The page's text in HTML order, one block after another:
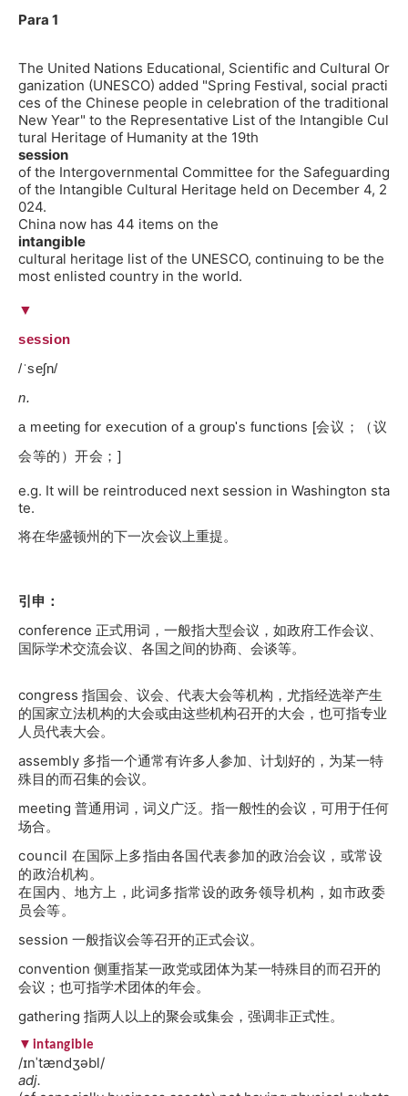
Para 1
The United Nations Educational, Scientific and Cultural Or
ganization (UNESCO) added "Spring Festival, social practi
ces of the Chinese people in celebration of the traditional
New Year" to the Representative List of the Intangible Cul
tural Heritage of Humanity at the 19th
session
of the Intergovernmental Committee for the Safeguarding
of the Intangible Cultural Heritage held on December 4, 2
024.
China now has 44 items on the
intangible
cultural heritage list of the UNESCO, continuing to be the
most enlisted country in the world.
▼
session
/ˈseʃn/
n.
a meeting for execution of a group's functions [会议；（议
会等的）开会；]
e.g. It will be reintroduced next session in Washington sta
te.
将在华盛顿州的下一次会议上重提。
引申：
conference 正式用词，一般指大型会议，如政府工作会议、
国际学术交流会议、各国之间的协商、会谈等。
congress 指国会、议会、代表大会等机构，尤指经选举产生
的国家立法机构的大会或由这些机构召开的大会，也可指专业
人员代表大会。
assembly 多指一个通常有许多人参加、计划好的，为某一特
殊目的而召集的会议。
meeting 普通用词，词义广泛。指一般性的会议，可用于任何
场合。
council 在国际上多指由各国代表参加的政治会议，或常设
的政治机构。
在国内、地方上，此词多指常设的政务领导机构，如市政委
员会等。
session 一般指议会等召开的正式会议。
convention 侧重指某一政党或团体为某一特殊目的而召开的
会议；也可指学术团体的年会。
gathering 指两人以上的聚会或集会，强调非正式性。
▼intangible
/ɪnˈtændʒəbl/
adj.